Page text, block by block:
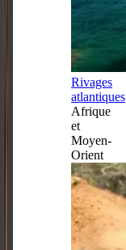
Rivages
atlantiques
Afrique
et
Moyen-
Orient